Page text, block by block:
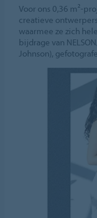
Voor ons 0,36 m²-
creatieve
waarmee ze zich
bijdrage van
Johnson),